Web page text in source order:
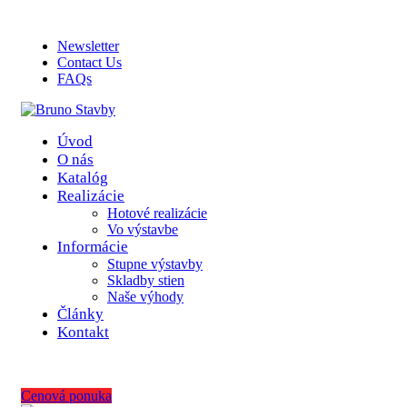
Newsletter
Contact Us
FAQs
Úvod
O nás
Katalóg
Realizácie
Hotové realizácie
Vo výstavbe
Informácie
Stupne výstavby
Skladby stien
Naše výhody
Články
Kontakt
Cenová ponuka